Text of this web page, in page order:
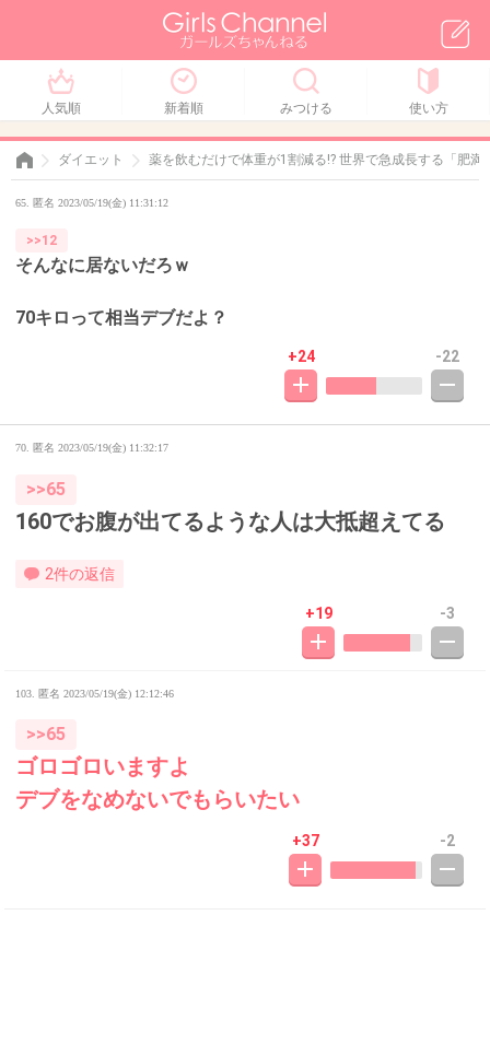
人気順 新着順 みつける 使い方
ダイエット 薬を飲むだけで体重が1割減る!? 世界で急成長する「肥
65. 匿名 2023/05/19(金) 11:31:12
>>12
そんなに居ないだろｗ
70キロって相当デブだよ？
+24 -22
70. 匿名 2023/05/19(金) 11:32:17
>>65
160でお腹が出てるような人は大抵超えてる
2件の返信
+19 -3
103. 匿名 2023/05/19(金) 12:12:46
>>65
ゴロゴロいますよ
デブをなめないでもらいたい
+37 -2